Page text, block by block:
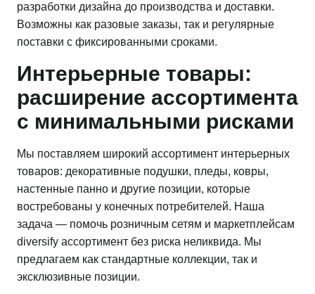
разработки дизайна до производства и доставки.
Возможны как разовые заказы, так и регулярные
поставки с фиксированными сроками.
Интерьерные товары:
расширение ассортимента
с минимальными рисками
Мы поставляем широкий ассортимент интерьерных
товаров: декоративные подушки, пледы, ковры,
настенные панно и другие позиции, которые
востребованы у конечных потребителей. Наша
задача — помочь розничным сетям и маркетплейсам
diversify ассортимент без риска неликвида. Мы
предлагаем как стандартные коллекции, так и
эксклюзивные позиции.